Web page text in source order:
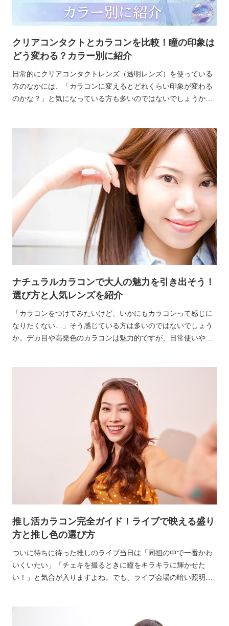
クリアコンタクトとカラコンを比較！瞳の印象は
どう変わる？カラー別に紹介
日常的にクリアコンタクトレンズ（透明レンズ）を使っている
方のなかには、「カラコンに変えるとどれくらい印象が変わる
のかな？」と気になっている方も多いのではないでしょうか。
にはさまざまなデザインがあるため、着用することで、理想の
ナチュラルカラコンで大人の魅力を引き出そう！
選び方と人気レンズを紹介
「カラコンをつけてみたいけど、いかにもカラコンって感じに
なりたくない…」そう感じている方は多いのではないでしょう
か。デカ目や高発色のカラコンは魅力的ですが、日常使いや学
推し活カラコン完全ガイド！ライブで映える盛り
方と推し色の選び方
ついに待ちに待った推しのライブ当日は「同担の中で一番かわ
いくいたい」「チェキを撮るときに瞳をキラキラに輝かせた
い！」と気合が入りますよね。でも、ライブ会場の暗い照明や